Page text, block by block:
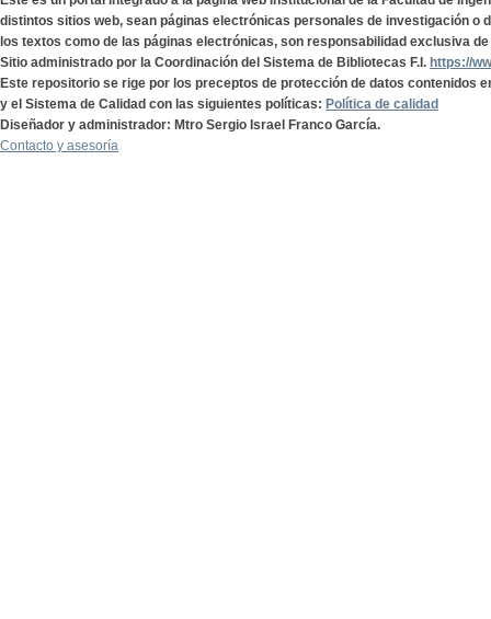
distintos sitios web, sean páginas electrónicas personales de investigación o
los textos como de las páginas electrónicas, son responsabilidad exclusiva
Sitio administrado por la Coordinación del Sistema de Bibliotecas F.I. https://
Este repositorio se rige por los preceptos de protección de datos contenidos
y el Sistema de Calidad con las siguientes políticas: Política de calidad
Diseñador y administrador: Mtro Sergio Israel Franco García.
Contacto y asesoría